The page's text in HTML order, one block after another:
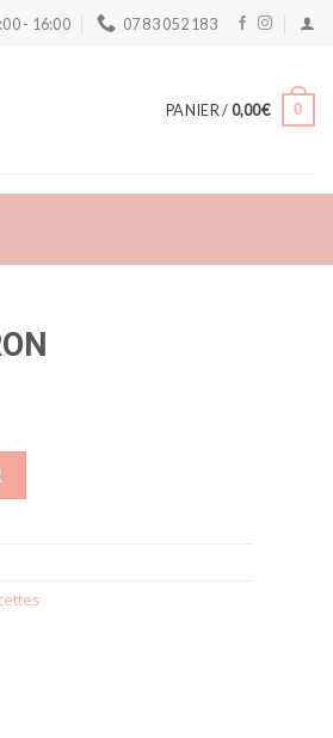
- 16:00 07 83 052 183
PANIER /0,00€ 0